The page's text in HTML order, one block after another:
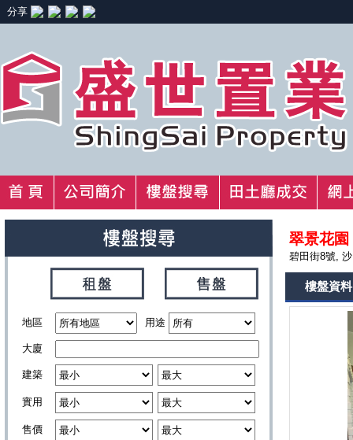
分享
地區 用途
大廈
建築
實用
售價
翠景花園
碧田街8號,
樓盤資料